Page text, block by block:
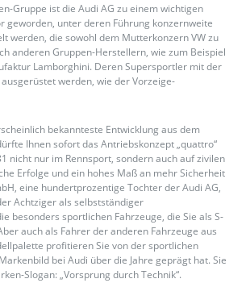
Gruppe ist die Audi AG zu einem wichtigen
geworden, unter deren Führung konzernweite
werden, die sowohl dem Mutterkonzern VW zu
anderen Gruppen-Herstellern, wie zum Beispiel
Lamborghini. Deren Supersportler mit der
werden, wie der Vorzeige-
bekannteste Entwicklung aus dem
Ihnen sofort das Antriebskonzept „quattro“
nicht nur im Rennsport, sondern auch auf zivilen
Erfolge und ein hohes Maß an mehr Sicherheit
eine hundertprozentige Tochter der Audi AG,
Achtziger als selbstständiger
besonders sportlichen Fahrzeuge, die Sie als S-
auch als Fahrer der anderen Fahrzeuge aus
profitieren Sie von der sportlichen
bei Audi über die Jahre geprägt hat. Sie
Slogan: „Vorsprung durch Technik“.